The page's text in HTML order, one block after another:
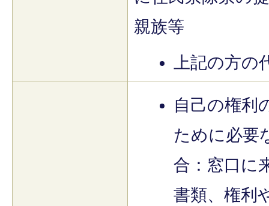
親族等
上記の方の
自己の権利
ために必要
合：窓口に
書類、権利